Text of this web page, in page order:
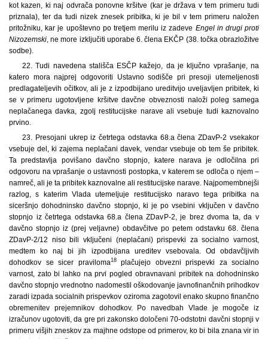
kot kazen, ki naj odvrača ponovne kršitve (kar je država v tem primeru tudi
priznala), ter da tudi nizek znesek pribitka, ki je bil v tem primeru naložen
pritožniku, kar je upoštevno po tretjem merilu iz zadeve Engel in drugi proti
Nizozemski , ne more izključiti uporabe 6. člena EKČP (38. točka obrazložitve
sodbe).
22. Tudi navedena stališča ESČP kažejo, da je ključno vprašanje, na
katero mora najprej odgovoriti Ustavno sodišče pri presoji utemeljenosti
predlagateljevih očitkov, ali je z izpodbijano ureditvijo uveljavljen pribitek, ki
se v primeru ugotovljene kršitve davčne obveznosti naloži poleg samega
neplačanega davka, zgolj restitucijske narave ali vsebuje tudi kaznovalno
prvino.
23. Presojani ukrep iz četrtega odstavka 68.a člena ZDavP-2 vsekakor
vsebuje del, ki zajema neplačani davek, vendar vsebuje ob tem še pribitek.
Ta predstavlja povišano davčno stopnjo, katere narava je odločilna pri
odgovoru na vprašanje o ustavnosti postopka, v katerem se odloča o njem –
namreč, ali je ta pribitek kaznovalne ali restitucijske narave. Najpomembnejši
razlog, s katerim Vlada utemeljuje restitucijsko naravo tega pribitka na
siceršnjo dohodninsko davčno stopnjo, ki je po vsebini vključen v davčno
stopnjo iz četrtega odstavka 68.a člena ZDavP-2, je brez dvoma ta, da v
davčno stopnjo iz (prej veljavne) obdavčitve po petem odstavku 68. člena
ZDavP-2/12 niso bili vključeni (neplačani) prispevki za socialno varnost,
medtem ko naj bi jih izpodbijana ureditev vsebovala. Od obdavčljivih
dohodkov se sicer praviloma18plačujejo obvezni prispevki za socialno
varnost, zato bi lahko na prvi pogled obravnavani pribitek na dohodninsko
davčno stopnjo vrednotno nadomestil oškodovanje javnofinančnih prihodkov
zaradi izpada socialnih prispevkov oziroma zagotovil enako skupno finančno
obremenitev prejemnikov dohodkov. Po navedbah Vlade je mogoče iz
izračunov ugotoviti, da gre pri zakonsko določeni 70-odstotni davčni stopnji v
primeru višjih zneskov za majhne odstope od primerov, ko bi bila znana vir in